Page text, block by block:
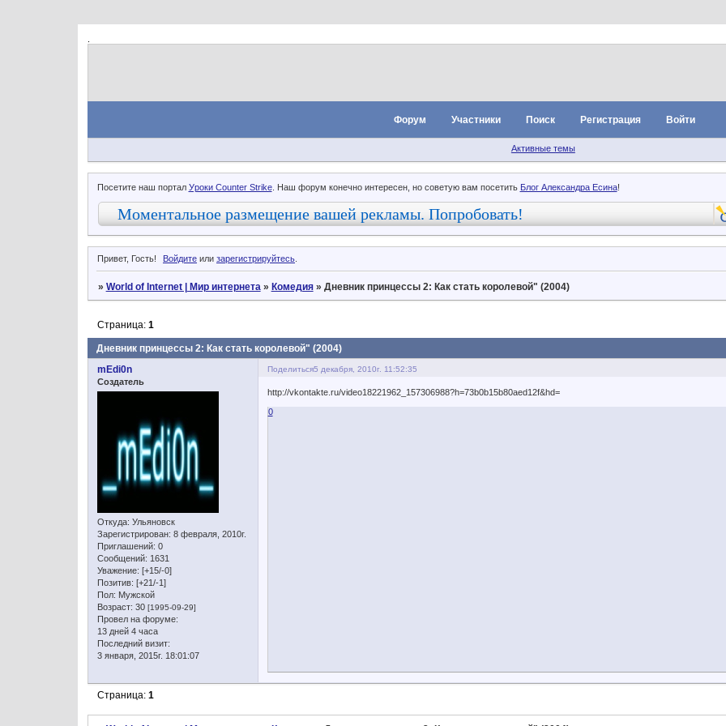
Форум Участники Поиск Регистрация Войти
Активные темы
Посетите наш портал Уроки Counter Strike. Наш форум конечно интересен, но советую вам посетить Блог Александра Есина!
Моментальное размещение вашей рекламы. Попробовать!
Привет, Гость! Войдите илизарегистрируйтесь.
» World of Internet | Мир интернета » Комедия » Дневник принцессы 2: Как стать королевой" (2004)
Дневник принцессы 2: Как стать королевой" (2004)
Страница: 1
Поделиться5 декабря, 2010г. 11:52:35
mEdi0n
Создатель
Откуда: Ульяновск
Зарегистрирован: 8 февраля, 2010г.
Приглашений: 0
Сообщений: 1631
Уважение: [+15/-0]
Позитив: [+21/-1]
Пол: Мужской
Возраст: 30 [1995-09-29]
Провел на форуме:
13 дней 4 часа
Последний визит:
3 января, 2015г. 18:01:07
http://vkontakte.ru/video18221962_157306988?h=73b0b15b80aed12f&hd=
0
Страница: 1